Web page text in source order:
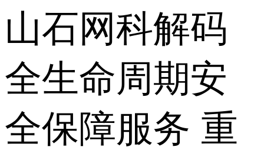
山石网科解码
全生命周期安
全保障服务 重